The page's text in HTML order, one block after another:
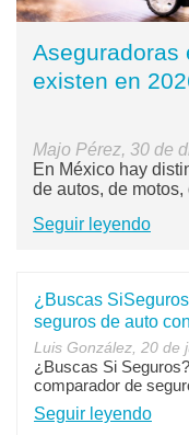
Aseguradoras
existen en
Majo Pérez, 30 de
En México hay
de autos, de motos,
Seguir leyendo
¿Buscas
seguros de auto
Luis González, 20 de
¿Buscas Si
comparador de
Seguir leyendo